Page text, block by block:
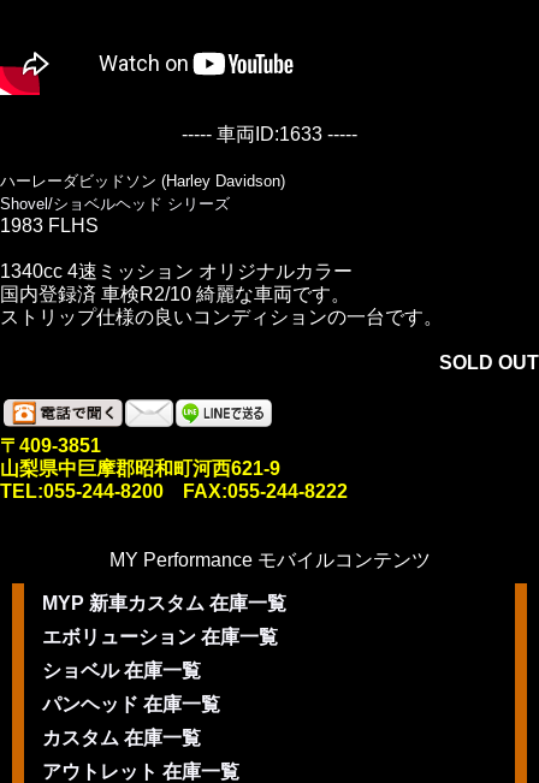
----- 車両ID:1633 -----
ハーレーダビッドソン (Harley Davidson)
Shovel/ショベルヘッド シリーズ
1983 FLHS
1340cc 4速ミッション オリジナルカラー
国内登録済 車検R2/10 綺麗な車両です。
ストリップ仕様の良いコンディションの一台です。
SOLD OUT
〒409-3851
山梨県中巨摩郡昭和町河西621-9
TEL:055-244-8200 FAX:055-244-8222
MY Performance モバイルコンテンツ
MYP 新車カスタム 在庫一覧
エボリューション 在庫一覧
ショベル 在庫一覧
パンヘッド 在庫一覧
カスタム 在庫一覧
アウトレット 在庫一覧